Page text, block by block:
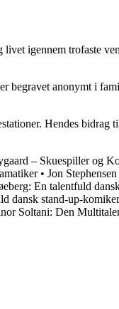
igennem trofaste
begravet anonymt i
Hendes
– Skuespiller og
• Jon
En talentfuld
dansk stand-up-
Soltani: Den